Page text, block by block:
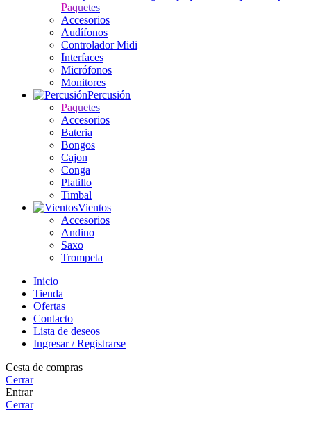
Paquetes
Accesorios
Audífonos
Controlador Midi
Interfaces
Micrófonos
Monitores
Percusión
Paquetes
Accesorios
Bateria
Bongos
Cajon
Conga
Platillo
Timbal
Vientos
Accesorios
Andino
Saxo
Trompeta
Inicio
Tienda
Ofertas
Contacto
Lista de deseos
Ingresar / Registrarse
Cesta de compras
Cerrar
Entrar
Cerrar